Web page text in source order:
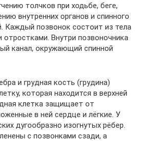
толчков при ходьбе, беге,
внутренних органов и спинного
Каждый позвонок состоит из тела
отростками. Внутри позвоночника
канал, окружающий спинной
и грудная кость (грудина)
которая находится в верхней
клетка защищает от
в ней сердце и лёгкие. У
дугообразно изогнутых рёбер.
с позвонками сзади, а